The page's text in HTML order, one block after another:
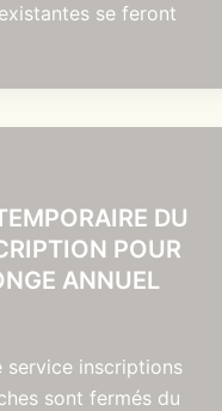
se feront
DU
POUR
ANNUEL
service inscriptions
sont fermés du